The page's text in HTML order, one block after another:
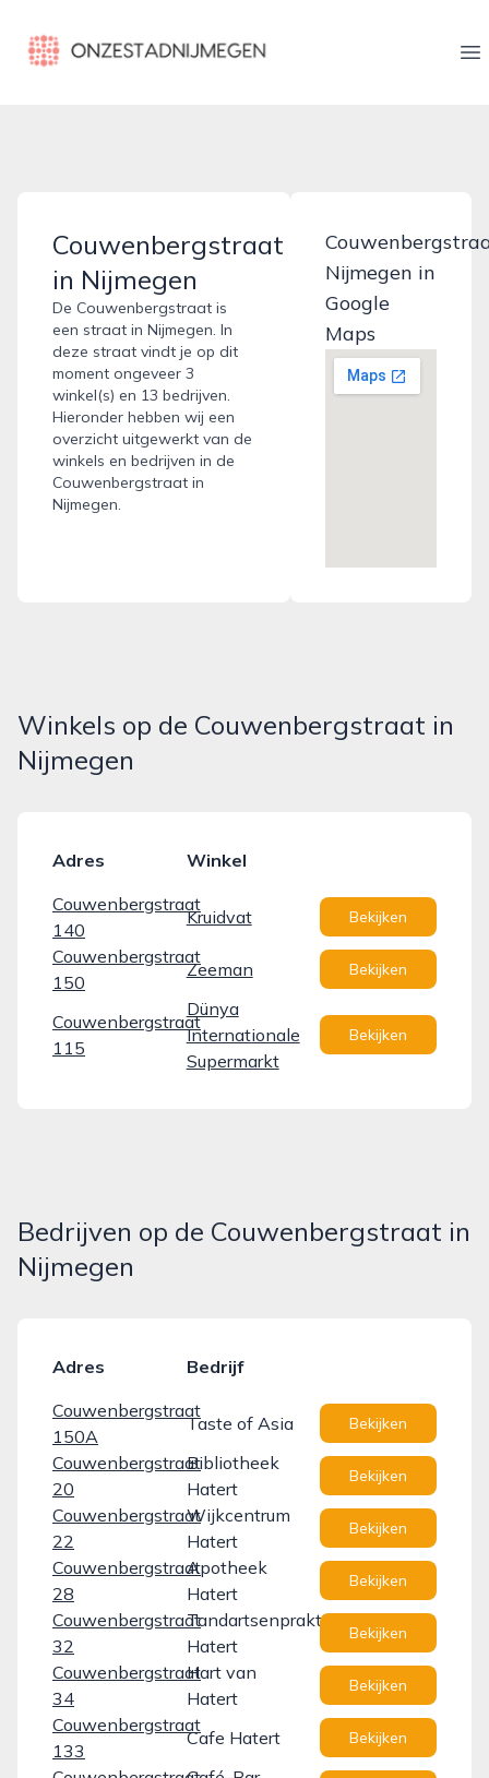
onzestadnijmegen.nl
Couwenbergstraat
in Nijmegen
De Couwenbergstraat is
een straat in Nijmegen. In
deze straat vindt je op dit
moment ongeveer 3
winkel(s) en 13 bedrijven.
Hieronder hebben wij een
overzicht uitgewerkt van de
winkels en bedrijven in de
Couwenbergstraat in
Nijmegen.
Nijmegen in
Google
Maps
Winkels op de Couwenbergstraat in
Nijmegen
Adres
Winkel
Couwenbergstraat
140
Kruidvat Bekijken
Couwenbergstraat
150
Zeeman Bekijken
Couwenbergstraat
115
Dünya
Internationale
Supermarkt
Bekijken
Bedrijven op de Couwenbergstraat in
Nijmegen
Adres
Bedrijf
Couwenbergstraat
150A
Taste of Asia Bekijken
Couwenbergstraat
20
Bibliotheek
Hatert
Bekijken
Couwenbergstraat
22
Wijkcentrum
Hatert
Bekijken
Couwenbergstraat
28
Apotheek
Hatert
Bekijken
Couwenbergstraat
32
Tandartsenpraktijk
Hatert
Bekijken
Couwenbergstraat
34
Hart van
Hatert
Bekijken
Couwenbergstraat
133
Cafe Hatert Bekijken